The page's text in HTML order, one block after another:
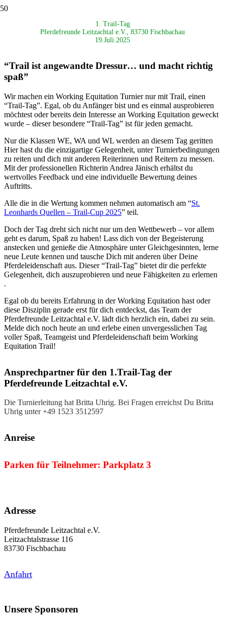
1. Trail-Tag
Pferdefreunde Leitzachtal e.V., 83730 Fischbachau
19.Juli.2025
“Trail ist angewandte Dressur… und macht richtig
spaß”
Wir machen ein Working Equitation Turnier nur mit Trail, einen
“Trail-Tag”. Egal, ob du Anfänger bist und es einmal ausprobieren
möchtest oder bereits dein Interesse an Working Equitation geweckt
wurde – dieser besondere “Trail-Tag” ist für jeden gemacht.
Nur die Klassen WE, WA und WL werden an diesem Tag geritten
Hier hast du die einzigartige Gelegenheit, unter Turnierbedingungen
zu reiten und dich mit anderen Reiterinnen und Reitern zu messen.
Mit der professionellen Richterin Andrea Jänisch erhältst du
wertvolles Feedback und eine individuelle Bewertung deines
Auftritts.
Alle die in die Wertung kommen nehmen automatisch am “St.
Leonhards Quellen – Trail-Cup 2025” teil.
Doch der Tag dreht sich nicht nur um den Wettbewerb – vor allem
geht es darum, Spaß zu haben! Lass dich von der Begeisterung
anstecken und genieße die Atmosphäre unter Gleichgesinnten, lerne
neue Leute kennen und tausche Dich mit anderen über Deine
Pferdeleidenschaft aus. Dieser “Trail-Tag” bietet dir die perfekte
Gelegenheit, dich auszuprobieren und neue Fähigkeiten zu erlernen
.
Egal ob du bereits Erfahrung in der Working Equitation hast oder
diese Disziplin gerade erst für dich entdeckst, das Team der
Pferdefreunde Leitzachtal e.V. lädt dich herzlich ein, dabei zu sein.
Melde dich noch heute an und erlebe einen unvergesslichen Tag
voller Spaß, Teamgeist und Pferdeleidenschaft beim Working
Equitation Trail!
Ansprechpartner für den 1.Trail-Tag der
Pferdefreunde Leitzachtal e.V.
Die Turnierleitung hat Britta Uhrig. Bei Fragen erreichst Du Britta
Uhrig unter +49 1523 3512597
Anreise
Parken für Teilnehmer: Parkplatz 3
Adresse
Pferdefreunde Leitzachtal e.V.
Leitzachtalstrasse 116
83730 Fischbachau
Anfahrt
Unsere Sponsoren